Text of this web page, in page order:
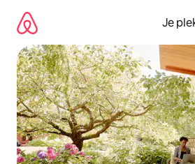
direct
naar
inhoud
Je